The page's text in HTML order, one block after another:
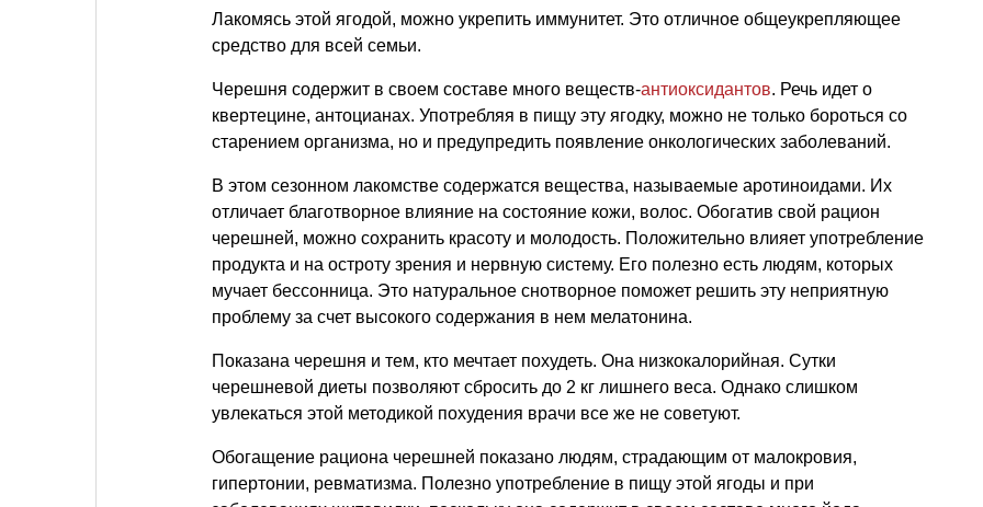
Лакомясь этой ягодой, можно укрепить иммунитет. Это отличное общеукрепляющее
средство для всей семьи.
Черешня содержит в своем составе много веществ-антиоксидантов. Речь идет о
квертецине, антоцианах. Употребляя в пищу эту ягодку, можно не только бороться со
старением организма, но и предупредить появление онкологических заболеваний.
В этом сезонном лакомстве содержатся вещества, называемые аротиноидами. Их
отличает благотворное влияние на состояние кожи, волос. Обогатив свой рацион
черешней, можно сохранить красоту и молодость. Положительно влияет употребление
продукта и на остроту зрения и нервную систему. Его полезно есть людям, которых
мучает бессонница. Это натуральное снотворное поможет решить эту неприятную
проблему за счет высокого содержания в нем мелатонина.
Показана черешня и тем, кто мечтает похудеть. Она низкокалорийная. Сутки
черешневой диеты позволяют сбросить до 2 кг лишнего веса. Однако слишком
увлекаться этой методикой похудения врачи все же не советуют.
Обогащение рациона черешней показано людям, страдающим от малокровия,
гипертонии, ревматизма. Полезно употребление в пищу этой ягоды и при